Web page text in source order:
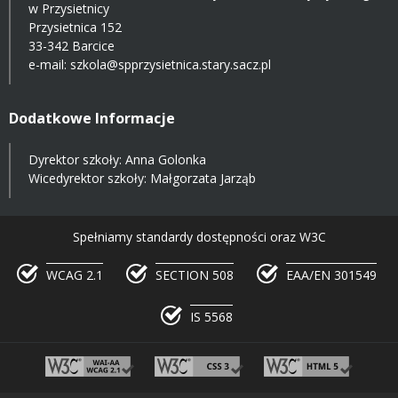
w Przysietnicy
Przysietnica 152
33-342 Barcice
e-mail: szkola@spprzysietnica.stary.sacz.pl
Dodatkowe Informacje
Dyrektor szkoły: Anna Golonka
Wicedyrektor szkoły: Małgorzata Jarząb
Spełniamy standardy dostępności oraz W3C
WCAG 2.1 SECTION 508 EAA/EN 301549
IS 5568